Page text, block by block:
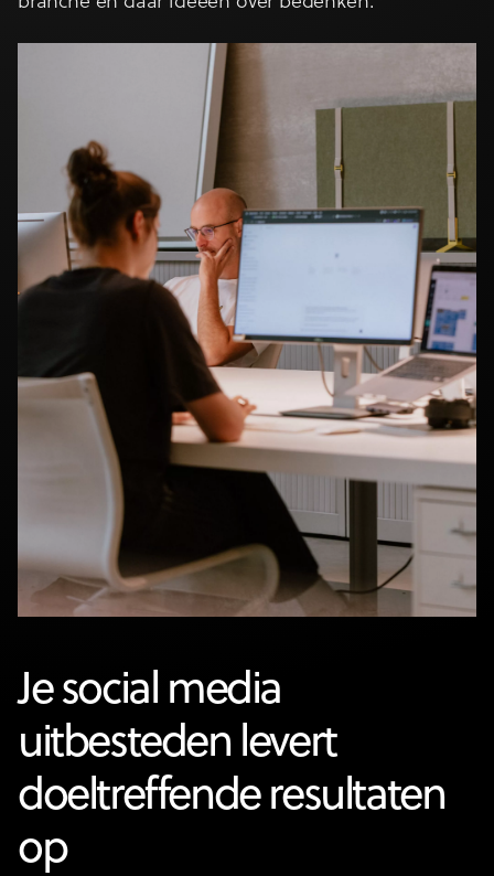
Je social media
uitbesteden levert
doeltreffende resultaten
op